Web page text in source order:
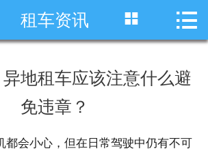
 首页
川藏线租车
租车资讯  
地租车应该注意什么避
免违章？
都会小心，但在日常驾驶中仍有不可